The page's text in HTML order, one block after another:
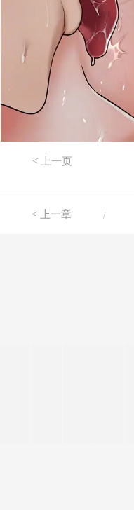
< 上一页
< 上一章 /